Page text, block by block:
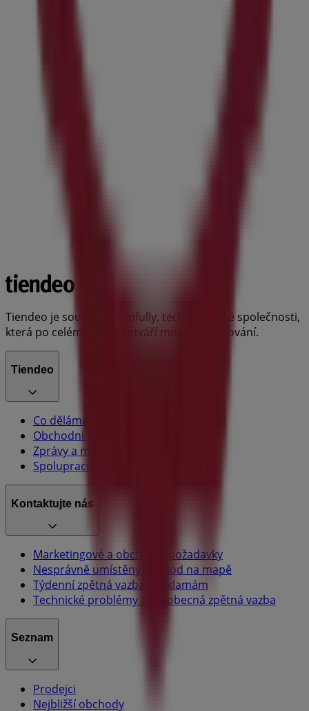
Tiendeo je součástí Shopfully, technologické společnosti,
která po celém světě přetváří místní nakupování.
Tiendeo
Co děláme
Obchodní řešení
Zprávy a média
Spolupracujte s námi
Kontaktujte nás
Marketingové a obchodní požadavky
Nesprávně umístěný obchod na mapě
Týdenní zpětná vazba k reklamám
Technické problémy a všeobecná zpětná vazba
Seznam
Prodejci
Nejbližší obchody